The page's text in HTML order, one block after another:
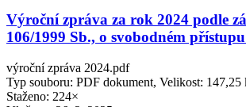
Výroční zpráva za rok 2024 podle
106/1999 Sb., o svobodném
výroční zpráva 2024.pdf
Typ souboru: PDF dokument, Velikost: 147,25
Staženo: 224×